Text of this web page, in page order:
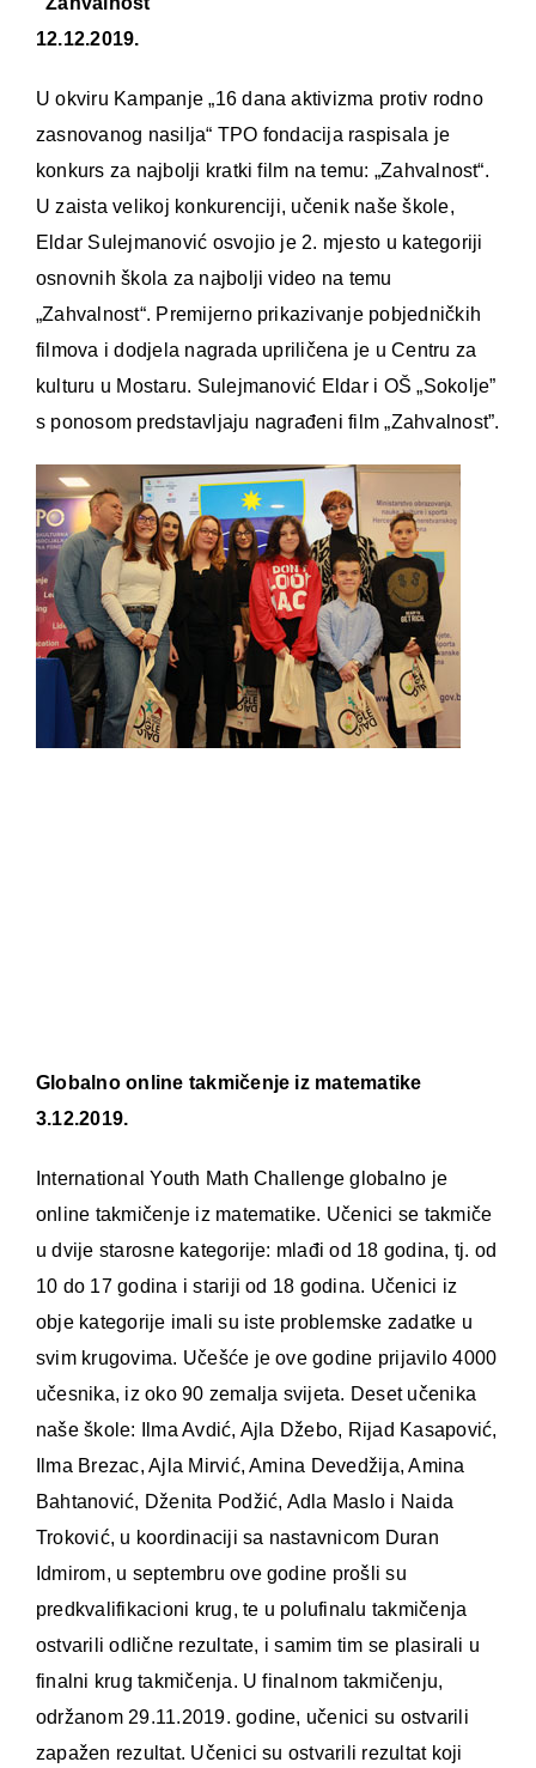
12.12.2019.
U okviru Kampanje „16 dana aktivizma protiv rodno
zasnovanog nasilja“ TPO fondacija raspisala je
konkurs za najbolji kratki film na temu: „Zahvalnost“.
U zaista velikoj konkurenciji, učenik naše škole,
Eldar Sulejmanović osvojio je 2. mjesto u kategoriji
osnovnih škola za najbolji video na temu
„Zahvalnost“. Premijerno prikazivanje pobjedničkih
filmova i dodjela nagrada upriličena je u Centru za
kulturu u Mostaru. Sulejmanović Eldar i OŠ „Sokolje”
s ponosom predstavljaju nagrađeni film „Zahvalnost”.
Globalno online takmičenje iz matematike
3.12.2019.
International Youth Math Challenge globalno je
online takmičenje iz matematike. Učenici se takmiče
u dvije starosne kategorije: mlađi od 18 godina, tj. od
10 do 17 godina i stariji od 18 godina. Učenici iz
obje kategorije imali su iste problemske zadatke u
svim krugovima. Učešće je ove godine prijavilo 4000
učesnika, iz oko 90 zemalja svijeta. Deset učenika
naše škole: Ilma Avdić, Ajla Džebo, Rijad Kasapović,
Ilma Brezac, Ajla Mirvić, Amina Devedžija, Amina
Bahtanović, Dženita Podžić, Adla Maslo i Naida
Troković, u koordinaciji sa nastavnicom Duran
Idmirom, u septembru ove godine prošli su
predkvalifikacioni krug, te u polufinalu takmičenja
ostvarili odlične rezultate, i samim tim se plasirali u
finalni krug takmičenja. U finalnom takmičenju,
održanom 29.11.2019. godine, učenici su ostvarili
zapažen rezultat. Učenici su ostvarili rezultat koji